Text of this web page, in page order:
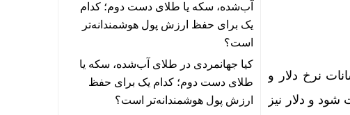
نوسانات نرخ دلار و
جهانی بتواند بالای محدوده ۴۱۵۰ دلار تثبیت شود و دلار نیز
آب‌شده، سکه یا طلای دست دوم؛ کدام
یک برای حفظ ارزش پول هوشمندانه‌تر
است؟
کیا جهانمردی در طلای آب‌شده، سکه یا
طلای دست دوم؛ کدام یک برای حفظ
ارزش پول هوشمندانه‌تر است؟